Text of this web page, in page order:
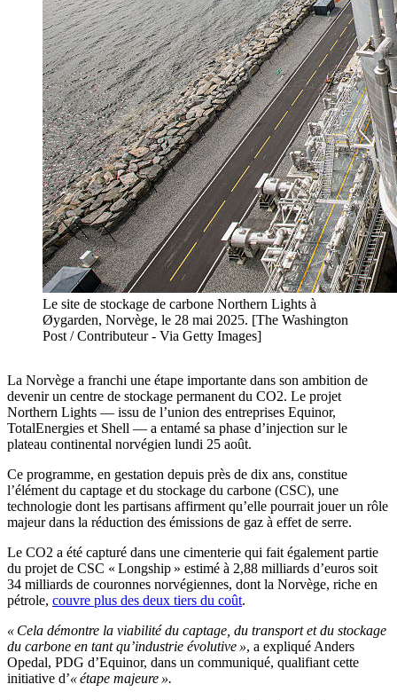
Le site de stockage de carbone Northern Lights à
Øygarden, Norvège, le 28 mai 2025. [The Washington
Post / Contributeur - Via Getty Images]
La Norvège a franchi une étape importante dans son ambition de
devenir un centre de stockage permanent du CO2. Le projet
Northern Lights — issu de l’union des entreprises Equinor,
TotalEnergies et Shell — a entamé sa phase d’injection sur le
plateau continental norvégien lundi 25 août.
Ce programme, en gestation depuis près de dix ans, constitue
l’élément du captage et du stockage du carbone (CSC), une
technologie dont les partisans affirment qu’elle pourrait jouer un rôle
majeur dans la réduction des émissions de gaz à effet de serre.
Le CO2 a été capturé dans une cimenterie qui fait également partie
du projet de CSC « Longship » estimé à 2,88 milliards d’euros soit
34 milliards de couronnes norvégiennes, dont la Norvège, riche en
pétrole, couvre plus des deux tiers du coût.
« Cela démontre la viabilité du captage, du transport et du stockage
du carbone en tant qu’industrie évolutive », a expliqué Anders
Opedal, PDG d’Equinor, dans un communiqué, qualifiant cette
initiative d’« étape majeure ».